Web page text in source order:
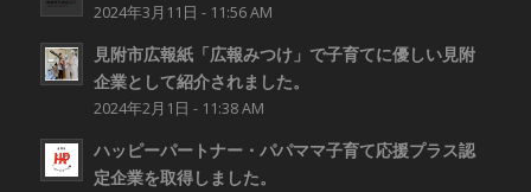
2024年3月11日 - 11:56 AM
見附市広報紙「広報みつけ」で子育てに優しい見附
企業として紹介されました。
2024年2月1日 - 11:38 AM
ハッピーパートナー・パパママ子育て応援プラス認
定企業を取得しました。